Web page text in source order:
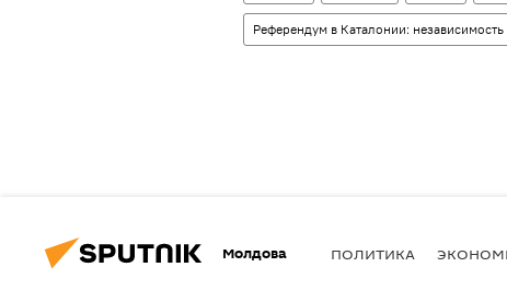
Референдум в Каталонии:
Молдова ПОЛИТИКА